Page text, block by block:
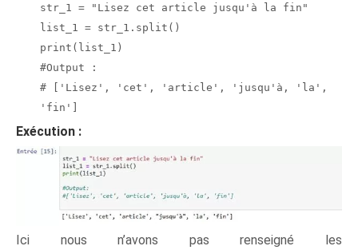
str_1 = "Lisez cet article jusqu'à la fin"
list_1 = str_1.split()
print(list_1)
#Output :
# ['Lisez', 'cet', 'article', 'jusqu'à, 'la',
'fin']
Exécution :
Ici nous n’avons pas renseigné les